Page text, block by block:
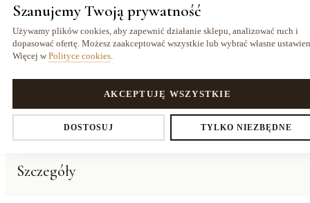
koło 80 cm
154,70 zł
koło 120 cm
349,70 zł
koło 160 cm
617,50 zł
960,70 zł
na zwrot
Szczegóły
Szanujemy Twoją prywatność
Używamy plików cookies, aby zapewnić działanie sklepu, analizować ruch i
dopasować ofertę. Możesz zaakceptować wszystkie lub wybrać własne
Więcej w Polityce cookies
DOSTOSUJ TYLKO NIEZBĘDNE
AKCEPTUJĘ WSZYSTKIE
Ustawienia prywatności